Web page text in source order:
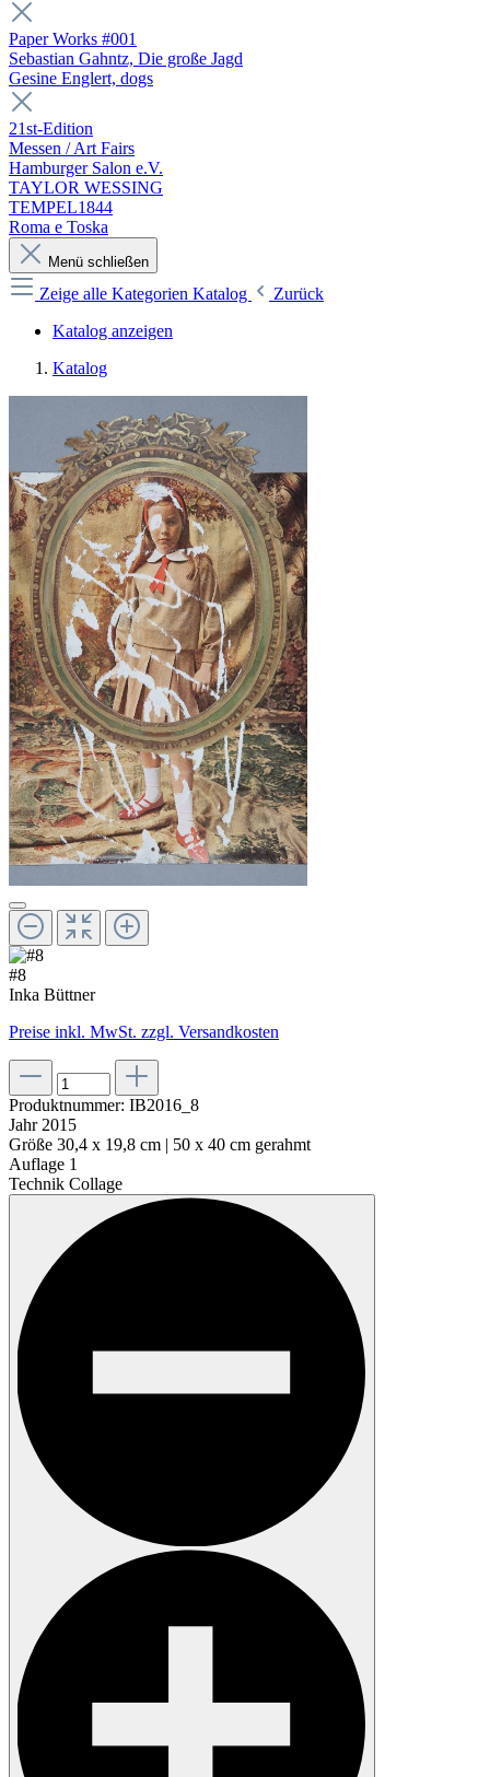
Paper Works #001
Sebastian Gahntz, Die große Jagd
Gesine Englert, dogs
21st-Edition
Messen / Art Fairs
Hamburger Salon e.V.
TAYLOR WESSING
TEMPEL1844
Roma e Toska
Menü schließen
Zeige alle Kategorien Katalog
Zurück
Katalog anzeigen
Katalog
#8
Inka Büttner
Preise inkl. MwSt. zzgl. Versandkosten
Produktnummer: IB2016_8
Jahr 2015
Größe 30,4 x 19,8 cm | 50 x 40 cm gerahmt
Auflage 1
Technik Collage